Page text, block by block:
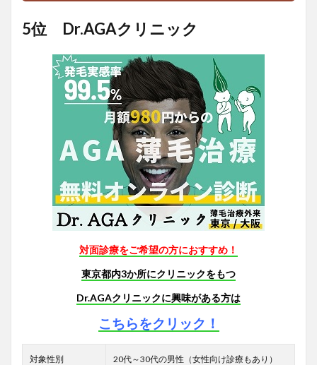
5位 Dr.AGAクリニック
対面診療をご希望の方におすすめ！
東京都内3か所にクリニックをもつ
Dr.AGAクリニックに興味がある方は
こちらをクリック！
対象性別 20代～30代の男性（女性向け診療もあり）